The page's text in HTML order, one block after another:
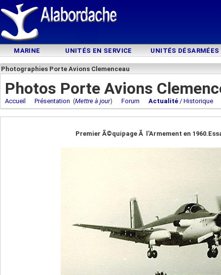
MARINE UNITÉS EN SERVICE UNITÉS DÉSARMÉES
Photographies Porte Avions Clemenceau
Photos Porte Avions
Accueil Présentation (Mettre à jour) Forum Actualité / Historique
Premier Ã©quipage Ã l'Armement en